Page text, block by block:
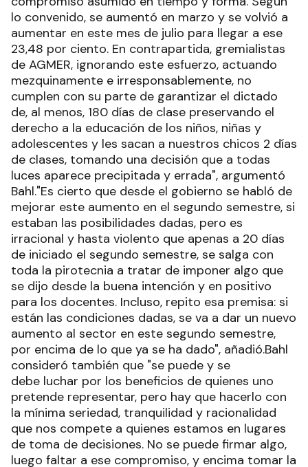
lo convenido, se aumentó en marzo y se volvió a
aumentar en este mes de julio para llegar a ese
23,48 por ciento. En contrapartida, gremialistas
de AGMER, ignorando este esfuerzo, actuando
mezquinamente e irresponsablemente, no
cumplen con su parte de garantizar el dictado
de, al menos, 180 días de clase preservando el
derecho a la educación de los niños, niñas y
adolescentes y les sacan a nuestros chicos 2 días
de clases, tomando una decisión que a todas
luces aparece precipitada y errada", argumentó
Bahl."Es cierto que desde el gobierno se habló de
mejorar este aumento en el segundo semestre, si
estaban las posibilidades dadas, pero es
irracional y hasta violento que apenas a 20 días
de iniciado el segundo semestre, se salga con
toda la pirotecnia a tratar de imponer algo que
se dijo desde la buena intención y en positivo
para los docentes. Incluso, repito esa premisa: si
están las condiciones dadas, se va a dar un nuevo
aumento al sector en este segundo semestre,
por encima de lo que ya se ha dado", añadió.Bahl
consideró también que "se puede y se
debe luchar por los beneficios de quienes uno
pretende representar, pero hay que hacerlo con
la mínima seriedad, tranquilidad y racionalidad
que nos compete a quienes estamos en lugares
de toma de decisiones. No se puede firmar algo,
luego faltar a ese compromiso, y encima tomar la